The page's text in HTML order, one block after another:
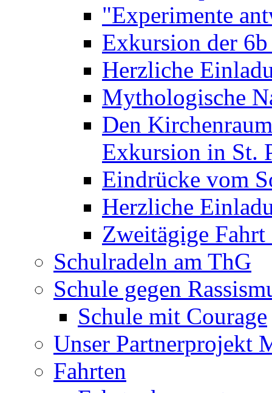
"Experimente
Exkursion der
Herzliche
Mythologische
Den
Exkursion in St.
Eindrücke vom
Herzliche
Zweitägige
Schulradeln am ThG
Schule gegen
Schule mit Courage
Unser Partnerprojekt
Fahrten